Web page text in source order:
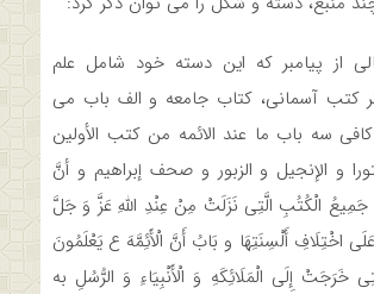
از پیامبر که این دسته خود شامل علم
کتب آسمانی، کتاب جامعه و الف باب می
سه باب ما عند الائمه من کتب الأولین
و الإنجیل و الزبور و صحف إبراهیم و‏ أنَّ
جَمِیعُ الْکُتُبِ الَّتِی نَزَلَتْ مِنْ عِنْدِ اللَّهِ عَزَّ وَ جَلَّ
عَلَى اخْتِلَافِ أَلْسِنَتِهَا و بَابُ أَنَّ الْأَئِمَّهَ ع یَعْلَمُونَ
خَرَجَتْ إِلَى الْمَلَائِکَهِ وَ الْأَنْبِیَاءِ وَ الرُّسُلِ به